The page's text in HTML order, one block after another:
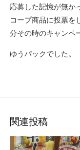
応募した記憶が無か
コープ商品に投票を
分その時のキャンペ
ゆうパックでした。
関連投稿